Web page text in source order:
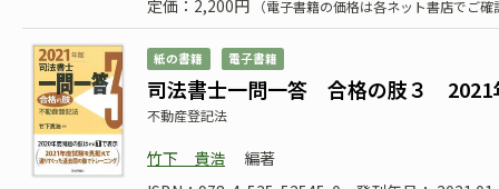
定価：2,200円
（電子書籍の価格は各ネット書店でご
紙の書籍 電子書籍
司法書士一問一答 合格の肢３ 2021
不動産登記法
竹下 貴浩
編著